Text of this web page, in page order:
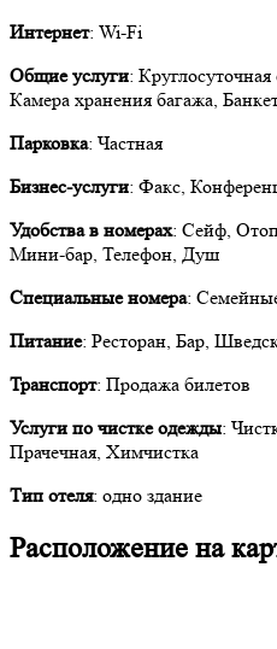
Интернет: Wi-Fi
Общие услуги:
Камера хранения багажа,
Парковка: Частная
Бизнес-услуги: Факс,
Удобства в номерах: Сейф,
Мини-бар, Телефон, Душ
Специальные номера:
Питание: Ресторан, Бар,
Транспорт: Продажа билетов
Услуги по чистке одежды:
Прачечная, Химчистка
Тип отеля: одно здание
Расположение на